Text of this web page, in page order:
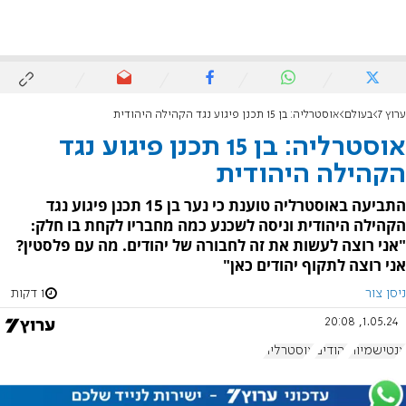
ערוץ 7 בעולם אוסטרליה: בן 15 תכנן פיגוע נגד הקהילה היהודית
אוסטרליה: בן 15 תכנן פיגוע נגד
הקהילה היהודית
התביעה באוסטרליה טוענת כי נער בן 15 תכנן פיגוע נגד
הקהילה היהודית וניסה לשכנע כמה מחבריו לקחת בו חלק:
"אני רוצה לעשות את זה לחבורה של יהודים. מה עם פלסטין?
אני רוצה לתקוף יהודים כאן"
ניסן צור 1 דקות
1.05.24, 20:08
אנטישמיות יהודים אוסטרליה